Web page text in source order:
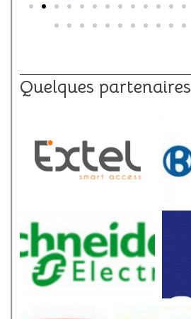
Quelques partenaires